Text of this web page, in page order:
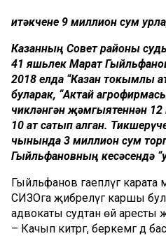
Җитәкчене 9 миллион сум
Казанның Совет районы
41 яшьлек Марат
2018 елда “Казан токымлы
буларак, “Актай
чикләнгән җәмгыятеннән
10 ат сатып алган.
чынында 3 миллион сум
Гыйльфановның кесәсендә
Гыйльфанов гаепләүгә карата
СИЗОга җибәрелүгә каршы
адвокаты судтан өй аресты
– Качып китәргә, беркемгә